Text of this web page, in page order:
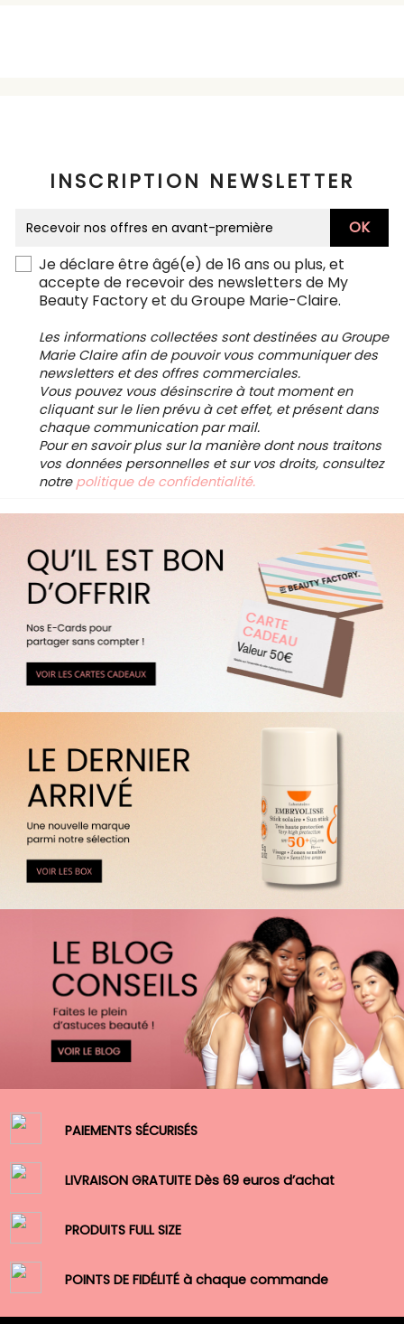
INSCRIPTION NEWSLETTER
Je déclare être âgé(e) de 16 ans ou plus, et
accepte de recevoir des newsletters de My
Beauty Factory et du Groupe Marie-Claire.
Les informations collectées sont destinées au Groupe
Marie Claire afin de pouvoir vous communiquer des
newsletters et des offres commerciales.
Vous pouvez vous désinscrire à tout moment en
cliquant sur le lien prévu à cet effet, et présent dans
chaque communication par mail.
Pour en savoir plus sur la manière dont nous traitons
vos données personnelles et sur vos droits, consultez
notre politique de confidentialité.
PAIEMENTS SÉCURISÉS
LIVRAISON GRATUITE Dès 69 euros d’achat
PRODUITS FULL SIZE
POINTS DE FIDÉLITÉ à chaque commande